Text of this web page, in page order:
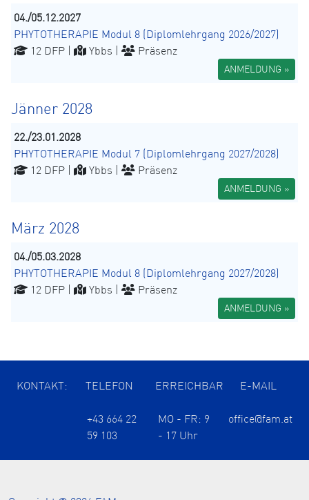
04./05.12.2027
PHYTOTHERAPIE Modul 8 (Diplomlehrgang 2026/2027)
12 DFP |
Ybbs | Präsenz
ANMELDUNG »
Jänner 2028
22./23.01.2028
PHYTOTHERAPIE Modul 7 (Diplomlehrgang 2027/2028)
12 DFP |
Ybbs | Präsenz
ANMELDUNG »
März 2028
04./05.03.2028
PHYTOTHERAPIE Modul 8 (Diplomlehrgang 2027/2028)
12 DFP |
Ybbs | Präsenz
ANMELDUNG »
KONTAKT: TELEFON ERREICHBAR E-MAIL
+43 664 22
59 103
MO - FR: 9
- 17 Uhr
office@fam.at